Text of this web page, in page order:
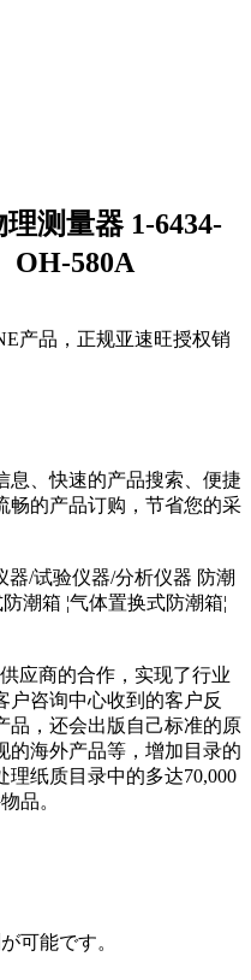
测量器 1-6434-
580A
产品，正规亚速旺授权销
息、快速的产品搜索、便捷
畅的产品订购，节省您的采
器/试验仪器/分析仪器 防潮
潮箱 ¦气体置换式防潮箱¦
应商的合作，实现了行业
户咨询中心收到的客户反
品，还会出版自己标准的原
的海外产品等，增加目录的
纸质目录中的多达70,000
品。
可能です。